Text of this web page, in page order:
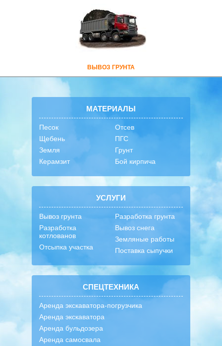
ВЫВОЗ ГРУНТА
МАТЕРИАЛЫ
Песок
Щебень
Земля
Керамзит
Отсев
ПГС
Грунт
Бой кирпича
УСЛУГИ
Вывоз грунта
Разработка
котлованов
Отсыпка участка
Разработка грунта
Вывоз снега
Земляные работы
Поставка сыпучки
СПЕЦТЕХНИКА
Аренда экскаватора-погрузчика
Аренда экскаватора
Аренда бульдозера
Аренда самосвала